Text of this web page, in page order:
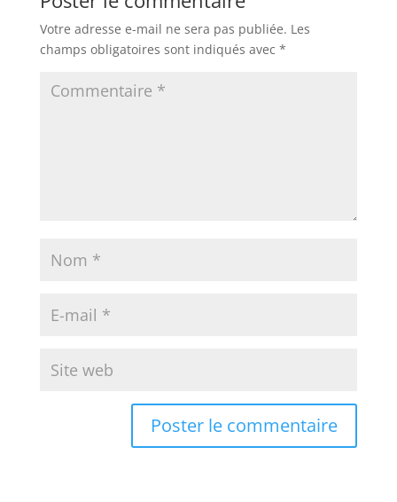
Votre adresse e-mail ne sera pas publiée. Les
champs obligatoires sont indiqués avec *